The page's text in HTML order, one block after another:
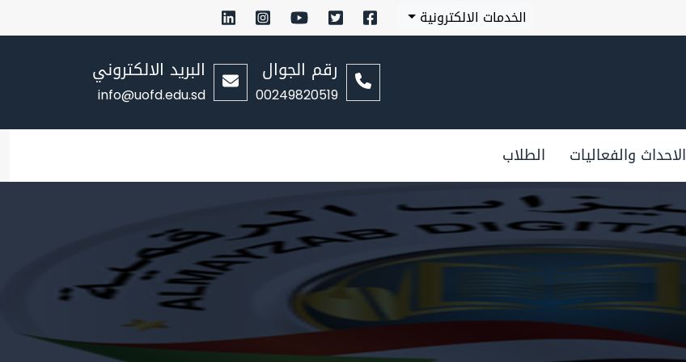
الخدمات الالكترونية
رقم الجوال
00249820519
البريد الالكتروني
info@uofd.edu.sd
الاحداث والفعاليات الطلاب